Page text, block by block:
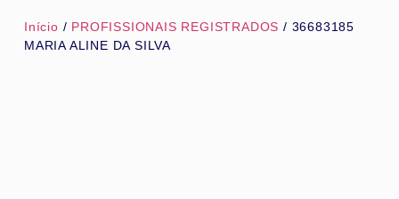
Início / PROFISSIONAIS REGISTRADOS / 36683185
MARIA ALINE DA SILVA